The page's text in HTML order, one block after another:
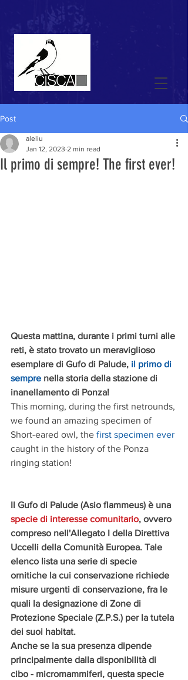
Post
Il primo di sempre! The first ever!
aleliu
Jan 12, 2023 2 min read
Questa mattina, durante i primi turni alle
reti, è stato trovato un meraviglioso
esemplare di Gufo di Palude, il primo di
sempre nella storia della stazione di
inanellamento di Ponza!
This morning, during the first netrounds,
we found an amazing specimen of
Short-eared owl, the first specimen ever
caught in the history of the Ponza
ringing station!
Il Gufo di Palude (Asio flammeus) è una
specie di interesse comunitario, ovvero
compreso nell'Allegato I della Direttiva
Uccelli della Comunità Europea. Tale
elenco lista una serie di specie
ornitiche la cui conservazione richiede
misure urgenti di conservazione, fra le
quali la designazione di Zone di
Protezione Speciale (Z.P.S.) per la tutela
dei suoi habitat.
Anche se la sua presenza dipende
principalmente dalla disponibilità di
cibo - micromammiferi, questa specie